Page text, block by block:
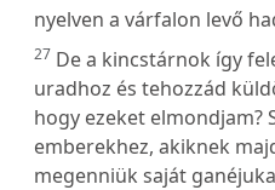
nyelven a várfalon levő
27 De a kincstárnok így
uradhoz és tehozzád
hogy ezeket elmondjam?
emberekhez, akiknek
megenniük saját